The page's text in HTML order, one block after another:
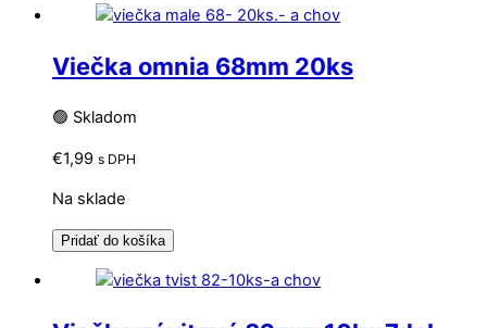
Viečka omnia 68mm 20ks
🟢 Skladom
€1,99 s DPH
Na sklade
Pridať do košíka